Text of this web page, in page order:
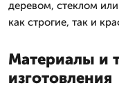
деревом, стеклом
как строгие, так и
Материалы и
изготовления